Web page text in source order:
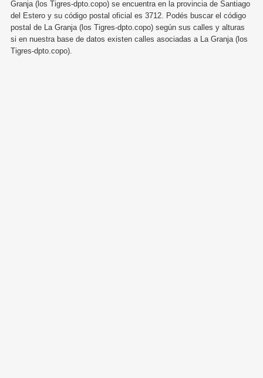
Granja (los Tigres-dpto.copo) se encuentra en la provincia de Santiago
del Estero y su código postal oficial es 3712. Podés buscar el código
postal de La Granja (los Tigres-dpto.copo) según sus calles y alturas
si en nuestra base de datos existen calles asociadas a La Granja (los
Tigres-dpto.copo).